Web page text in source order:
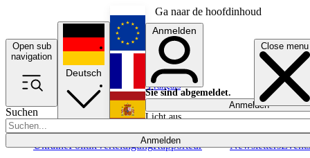
Ga naar de hoofdinhoud
Open sub
navigation
Close menu
Suchen
Anmelden
UkrainePolitikVerteidigungRapporteur NewslettersEvents
Deutsch
English
Français
Anmelden
Sie sind abgemeldet.
Anmelden
Licht aus